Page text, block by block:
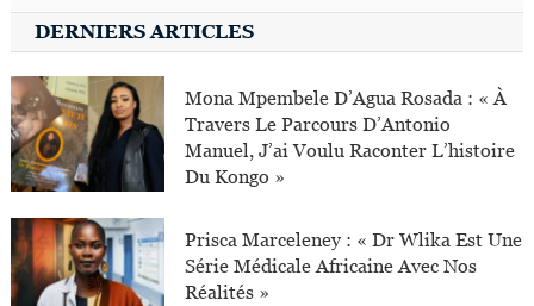
DERNIERS ARTICLES
Mona Mpembele D’Agua Rosada : « À
Travers Le Parcours D’Antonio
Manuel, J’ai Voulu Raconter L’histoire
Du Kongo »
Prisca Marceleney : « Dr Wlika Est Une
Série Médicale Africaine Avec Nos
Réalités »